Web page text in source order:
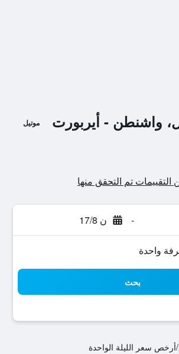
موتيل
- ن 17/8
بحث
/أرخص سعر الليلة الواحدة